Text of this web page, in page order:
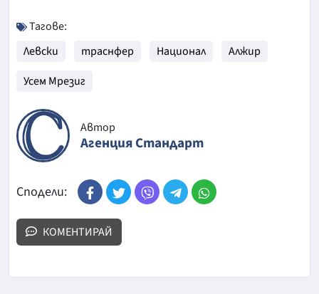
Тагове:
Левски
траснфер Национал
Алжир
Усем Мрезиг
Автор
Агенция Стандарт
Сподели:
КОМЕНТИРАЙ